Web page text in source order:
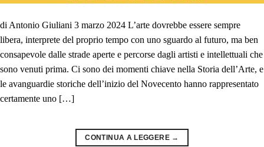
di Antonio Giuliani 3 marzo 2024 L’arte dovrebbe essere sempre
libera, interprete del proprio tempo con uno sguardo al futuro, ma ben
consapevole dalle strade aperte e percorse dagli artisti e intellettuali che
sono venuti prima. Ci sono dei momenti chiave nella Storia dell’Arte, e
le avanguardie storiche dell’inizio del Novecento hanno rappresentato
certamente uno […]
CONTINUA A LEGGERE →